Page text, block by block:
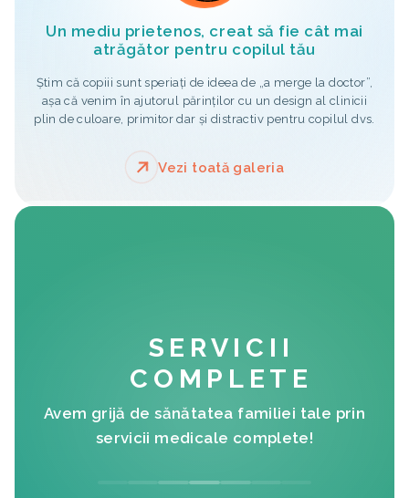
Un mediu prietenos, creat să fie cât mai
atrăgător pentru copilul tău
Știm că copiii sunt speriați de ideea de „a merge la doctor”,
așa că venim în ajutorul părinților cu un design al clinicii
plin de culoare, primitor dar și distractiv pentru copilul dvs.
Vezi toată galeria
SERVICII
COMPLETE
Avem grijă de sănătatea familiei tale prin
servicii medicale complete!